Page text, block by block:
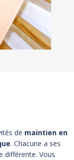
de maintien en
. Chacune a ses
différente. Vous